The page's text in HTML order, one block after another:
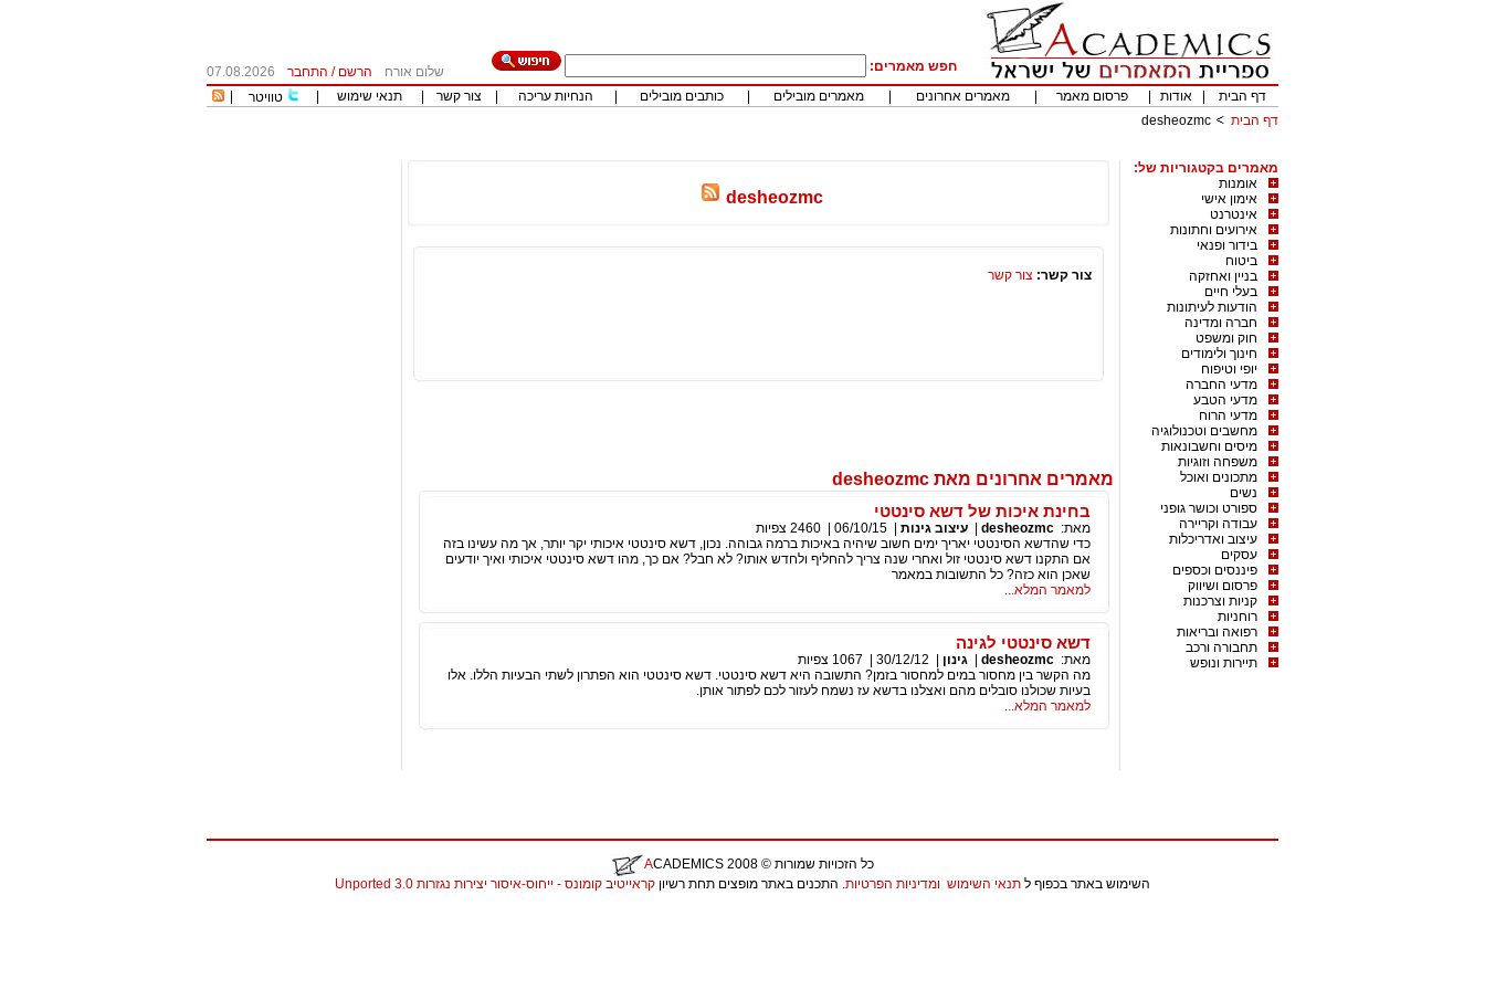
חפש מאמרים: שלום אורח הרשם / התחבר
07.08.2026
דף הבית
אודות פרסום מאמר מאמרים אחרונים מאמרים מובילים כותבים מובילים הנחיות עריכה צור קשר תנאי שימוש טוויטר
דף הבית
desheozmc
מאמרים בקטגוריות של:
אומנות
אימון אישי
אינטרנט
אירועים וחתונות
בידור ופנאי
ביטוח
בניין ואחזקה
בעלי חיים
הודעות לעיתונות
חברה ומדינה
חוק ומשפט
חינוך ולימודים
יופי וטיפוח
מדעי החברה
מדעי הטבע
מדעי הרוח
מחשבים וטכנולוגיה
מיסים וחשבונאות
משפחה וזוגיות
מתכונים ואוכל
נשים
ספורט וכושר גופני
עבודה וקריירה
עיצוב ואדריכלות
עסקים
פיננסים וכספים
פרסום ושיווק
קניות וצרכנות
רוחניות
רפואה ובריאות
תחבורה ורכב
תיירות ונופש
desheozmc
צור קשר: צור קשר
מאמרים אחרונים מאת desheozmc
בחינת איכות של דשא סינטטי
מאת: desheozmc עיצוב גינות 06/10/15
2460 צפיות
כדי שהדשא הסינטטי יאריך ימים חשוב שיהיה באיכות ברמה גבוהה. נכון, דשא סינטטי איכותי יקר יותר, אך מה עשינו בזה
אם התקנו דשא סינטטי זול ואחרי שנה צריך להחליף ולחדש אותו? לא חבל? אם כך, מהו דשא סינטטי איכותי ואיך יודעים
שאכן הוא כזה? כל התשובות במאמר
למאמר המלא...
דשא סינטטי לגינה
מאת: desheozmc גינון 30/12/12
1067 צפיות
מה הקשר בין מחסור במים למחסור בזמן? התשובה היא דשא סינטטי. דשא סינטטי הוא הפתרון לשתי הבעיות הללו. אלו
בעיות שכולנו סובלים מהם ואצלנו בדשא עז נשמח לעזור לכם לפתור אותן.
למאמר המלא...
כל הזכויות שמורות © 2008
ACADEMICS
השימוש באתר בכפוף ל תנאי השימוש ומדיניות הפרטיות. התכנים באתר מופצים תחת רשיון קראייטיב קומונס - ייחוס-איסור יצירות נגזרות 3.0 Unported